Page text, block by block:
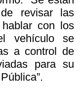
revisar las
con los
vehículo se
a control de
para su